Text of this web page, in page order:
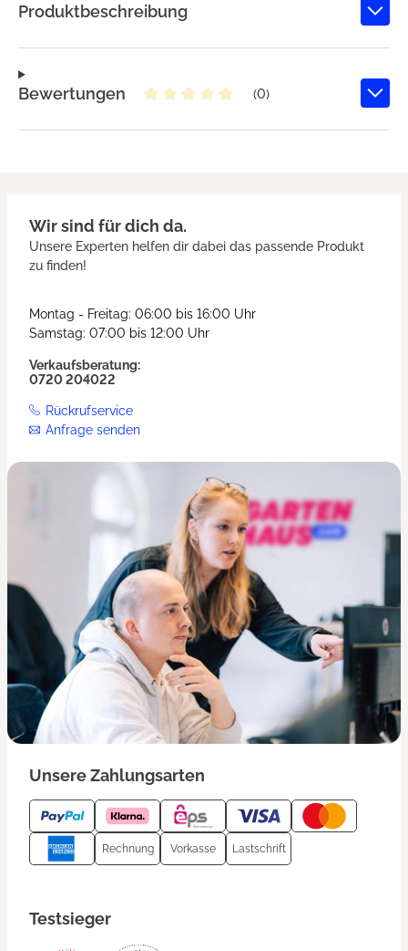
Produktbeschreibung
Bewertungen
(0)
Wir sind für dich da.
Unsere Experten helfen dir dabei das passende Produkt
zu finden!
Montag - Freitag: 06:00 bis 16:00 Uhr
Samstag: 07:00 bis 12:00 Uhr
Verkaufsberatung:
0720 204022
Rückrufservice
Anfrage senden
Unsere Zahlungsarten
Rechnung Vorkasse Lastschrift
Testsieger